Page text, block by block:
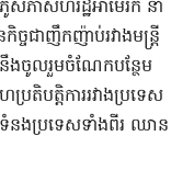
ភាសហរដ្ឋអាមេរិក​ នា
ចជាញឹកញ៉ាប់រវាងមន្ត្រី
នឹងចូលរួមចំណែកបន្ថែម
រតិបត្តិការរវាងប្រទេស
ទំនងប្រទេសទាំងពីរ​ ឈាន